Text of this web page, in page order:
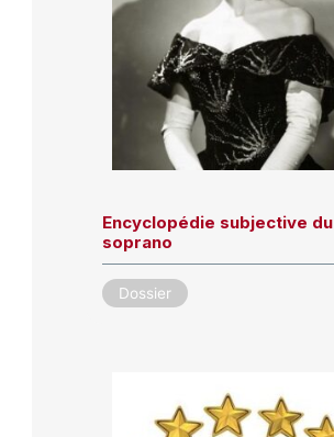
Encyclopédie subjective du
soprano
Dossier